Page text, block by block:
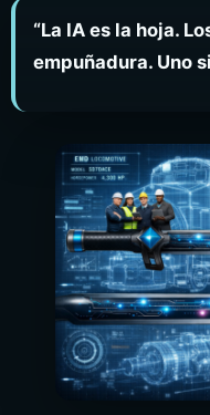
“La IA es la hoja.
empuñadura. Uno